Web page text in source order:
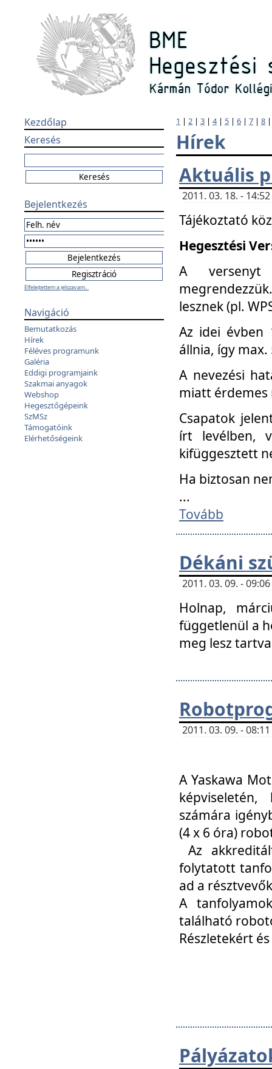
Kezdőlap
Keresés
Bejelentkezés
Elfelejtettem a jelszavam...
Navigáció
Bemutatkozás
Hírek
Féléves programunk
Galéria
Eddigi programjaink
Szakmai anyagok
Webshop
Hegesztőgépeink
SzMSz
Támogatóink
Elérhetőségeink
1 | 2 | 3 | 4| 5 | 6 | 7 | 8
Hírek
Aktuális
2011. 03. 18. -
Tájékoztató
Hegesztési
A versenyt
lesznek (pl.
Az idei évben
állnia, így
A nevezési
miatt érdemes
Csapatok
írt levélben,
kifüggesztett
Ha biztosan
...
Tovább
Dékáni
2011. 03. 09. -
Holnap,
függetlenül a
meg lesz
2011. 03. 09. -
A Yaskawa
számára
(4 x 6 óra)
Az
folytatott
ad a
A
található
Részletekért